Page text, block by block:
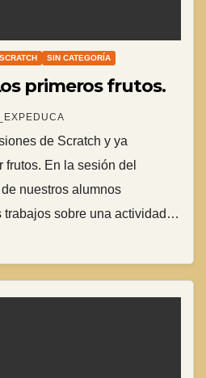
SCRATCH SIN CATEGORÍA
primeros frutos.
de Scratch y ya
En la sesión del
nuestros alumnos
trabajos sobre una actividad…